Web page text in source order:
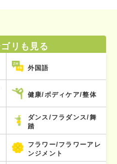
リも見る
外国語
健康/ボディケア/整体
ダンス/フラダンス/舞
踏
フラワー/フラワーアレ
ンジメント